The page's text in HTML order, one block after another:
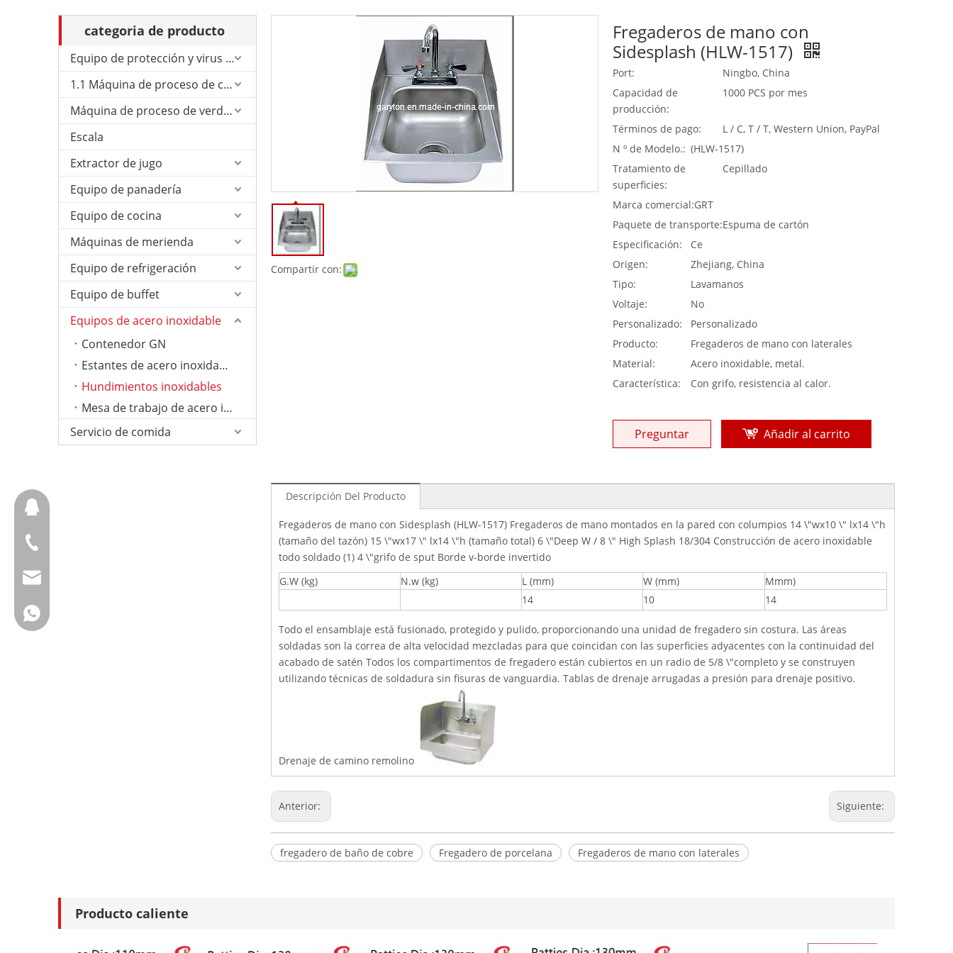
Equipos de acero inoxidable
Servicio de comida
categoria de producto
Equipo de protección y virus de Corona.
1.1 Máquina de proceso de carne
Máquina de proceso de verduras
Escala
Extractor de jugo
Equipo de panadería
Equipo de cocina
Máquinas de merienda
Equipo de refrigeración
Equipo de buffet
Equipos de acero inoxidable
Contenedor GN
Estantes de acero inoxidable
Hundimientos inoxidables
Mesa de trabajo de acero inoxidable
Servicio de comida
Compartir con:
Fregaderos de mano con
Sidesplash (HLW-1517)
Port:
Ningbo, China
Capacidad de
producción:
1000 PCS por mes
Términos de pago:
L / C, T / T, Western Union, PayPal
N º de Modelo.: (HLW-1517)
Tratamiento de
superficies:
Cepillado
Marca comercial:GRT
Paquete de transporte:Espuma de cartón
Especificación:
Ce
Origen:
Zhejiang, China
Tipo:
Lavamanos
Voltaje:
No
Personalizado:
Personalizado
Producto:
Fregaderos de mano con laterales
Material:
Acero inoxidable, metal.
Característica:
Con grifo, resistencia al calor.
Preguntar Añadir al carrito
Descripción Del Producto
Fregaderos de mano con Sidesplash (HLW-1517) Fregaderos de mano montados en la pared con columpios 14 \"wx10 \" lx14 \"h
(tamaño del tazón) 15 \"wx17 \" lx14 \"h (tamaño total) 6 \"Deep W / 8 \" High Splash 18/304 Construcción de acero inoxidable
todo soldado (1) 4 \"grifo de sput Borde v-borde invertido
G.W (kg)
N.w (kg) L (mm) W (mm)
Mmm)
14
10 14
Todo el ensamblaje está fusionado, protegido y pulido, proporcionando una unidad de fregadero sin costura. Las áreas
soldadas son la correa de alta velocidad mezcladas para que coincidan con las superficies adyacentes con la continuidad del
acabado de satén Todos los compartimentos de fregadero están cubiertos en un radio de 5/8 \"completo y se construyen
utilizando técnicas de soldadura sin fisuras de vanguardia. Tablas de drenaje arrugadas a presión para drenaje positivo.
Drenaje de camino remolino
Anterior: Siguiente:
fregadero de baño de cobre Fregadero de porcelana Fregaderos de mano con laterales
Producto caliente